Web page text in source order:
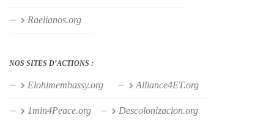
Raelianos.org
NOS SITES D’ACTIONS :
Elohimembassy.org Alliance4ET.org
1min4Peace.org Descolonizacion.org